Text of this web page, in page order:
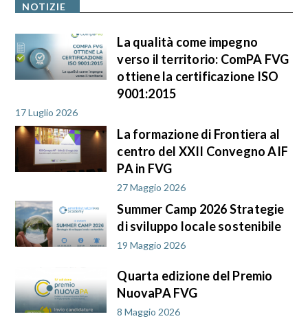
NOTIZIE
La qualità come impegno
verso il territorio: ComPA FVG
ottiene la certificazione ISO
9001:2015
17 Luglio 2026
La formazione di Frontiera al
centro del XXII Convegno AIF
PA in FVG
27 Maggio 2026
Summer Camp 2026 Strategie
di sviluppo locale sostenibile
19 Maggio 2026
Quarta edizione del Premio
NuovaPA FVG
8 Maggio 2026